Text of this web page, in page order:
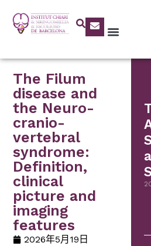
The Filum
disease and
the Neuro-
cranio-
vertebral
syndrome:
Definition,
clinical
picture and
imaging
features
2026年5月19日